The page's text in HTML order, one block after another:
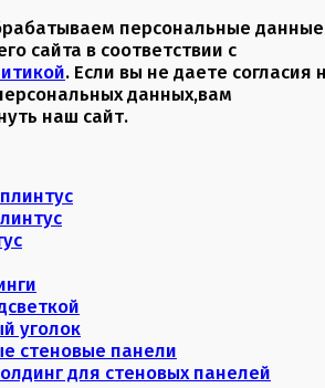
персональные данные
сайта в соответствии с
. Если вы не даете согласия
данных,вам
наш сайт.
уголок
стеновые панели
для стеновых панелей